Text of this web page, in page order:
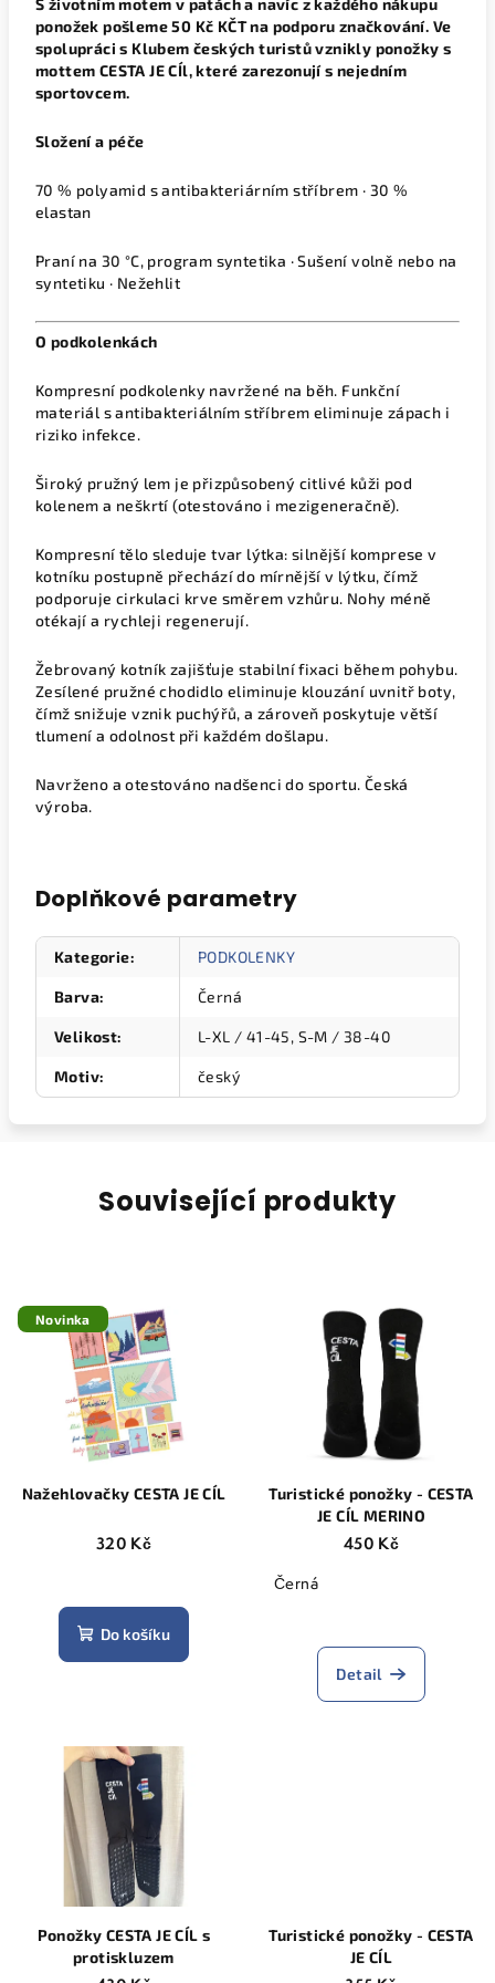
S životním motem v patách a navíc z každého nákupu
ponožek pošleme 50 Kč KČT na podporu značkování. Ve
spolupráci s Klubem českých turistů vznikly ponožky s
mottem CESTA JE CÍl, které zarezonují s nejedním
sportovcem.
Složení a péče
70 % polyamid s antibakteriárním stříbrem · 30 %
elastan
Praní na 30 °C, program syntetika · Sušení volně nebo na
syntetiku · Nežehlit
O podkolenkách
Kompresní podkolenky navržené na běh. Funkční
materiál s antibakteriálním stříbrem eliminuje zápach i
riziko infekce.
Široký pružný lem je přizpůsobený citlivé kůži pod
kolenem a neškrtí (otestováno i mezigeneračně).
Kompresní tělo sleduje tvar lýtka: silnější komprese v
kotníku postupně přechází do mírnější v lýtku, čímž
podporuje cirkulaci krve směrem vzhůru. Nohy méně
otékají a rychleji regenerují.
Žebrovaný kotník zajišťuje stabilní fixaci během pohybu.
Zesílené pružné chodidlo eliminuje klouzání uvnitř boty,
čímž snižuje vznik puchýřů, a zároveň poskytuje větší
tlumení a odolnost při každém došlapu.
Navrženo a otestováno nadšenci do sportu. Česká
výroba.
Doplňkové parametry
Kategorie: PODKOLENKY
Barva: Černá
Velikost: L-XL / 41-45, S-M / 38-40
Motiv: český
Související produkty
Novinka
Nažehlovačky CESTA JE CÍL
320 Kč
hodnocení
produktu
Do košíku
Turistické ponožky - CESTA
JE CÍL MERINO
450 Kč
Černá
hodnocení
produktu
Detail
Ponožky CESTA JE CÍL s
protiskluzem
Turistické ponožky - CESTA
JE CÍL